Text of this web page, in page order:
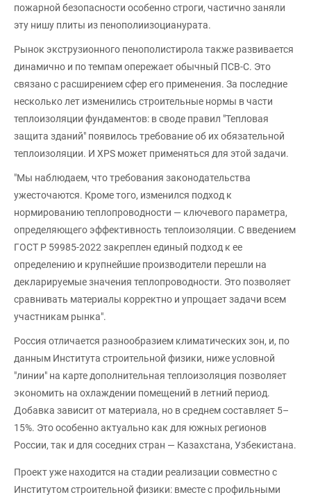
пожарной безопасности особенно строги, частично заняли
эту нишу плиты из пенополиизоцианурата.
Рынок экструзионного пенополистирола также развивается
динамично и по темпам опережает обычный ПСВ-С. Это
связано с расширением сфер его применения. За последние
несколько лет изменились строительные нормы в части
теплоизоляции фундаментов: в своде правил "Тепловая
защита зданий" появилось требование об их обязательной
теплоизоляции. И XPS может применяться для этой задачи.
"Мы наблюдаем, что требования законодательства
ужесточаются. Кроме того, изменился подход к
нормированию теплопроводности — ключевого параметра,
определяющего эффективность теплоизоляции. С введением
ГОСТ Р 59985-2022 закреплен единый подход к ее
определению и крупнейшие производители перешли на
декларируемые значения теплопроводности. Это позволяет
сравнивать материалы корректно и упрощает задачи всем
участникам рынка".
Россия отличается разнообразием климатических зон, и, по
данным Института строительной физики, ниже условной
"линии" на карте дополнительная теплоизоляция позволяет
экономить на охлаждении помещений в летний период.
Добавка зависит от материала, но в среднем составляет 5–
15%. Это особенно актуально как для южных регионов
России, так и для соседних стран — Казахстана, Узбекистана.
Проект уже находится на стадии реализации совместно с
Институтом строительной физики: вместе с профильными